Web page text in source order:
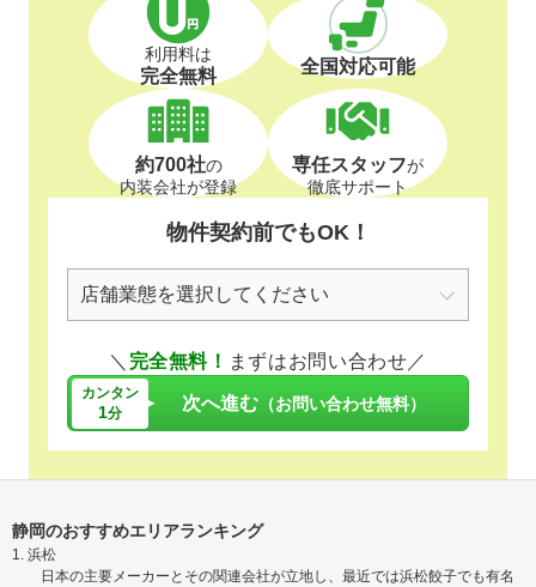
利用料は
完全無料 全国対応可能
約700社の
内装会社が登録
専任スタッフが
徹底サポート
物件契約前でもOK！
＼ 完全無料！ まずはお問い合わせ／
カンタン
1分 次へ進む （お問い合わせ無料）
静岡のおすすめエリアランキング
1. 浜松
日本の主要メーカーとその関連会社が立地し、最近では浜松餃子でも有名